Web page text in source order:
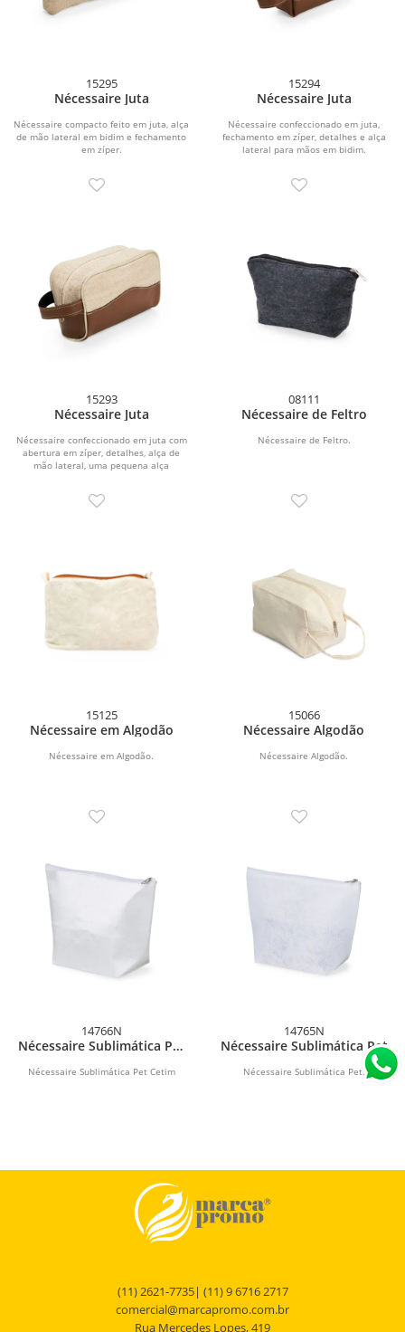
15295
Nécessaire Juta
Nécessaire compacto feito em juta, alça
de mão lateral em bidim e fechamento
em zíper.
15294
Nécessaire Juta
Nécessaire confeccionado em juta,
fechamento em zíper, detalhes e alça
lateral para mãos em bidim.
15293
Nécessaire Juta
Nécessaire confeccionado em juta com
abertura em zíper, detalhes, alça de
mão lateral, uma pequena alça
08111
Nécessaire de Feltro
Nécessaire de Feltro.
15125
Nécessaire em Algodão
Nécessaire em Algodão.
15066
Nécessaire Algodão
Nécessaire Algodão.
14766N
Nécessaire Sublimática Pet
Nécessaire Sublimática Pet Cetim
14765N
Nécessaire Sublimática Pet
Nécessaire Sublimática Pet.
(11) 2621-7735| (11) 9 6716 2717
comercial@marcapromo.com.br
Rua Mercedes Lopes, 419